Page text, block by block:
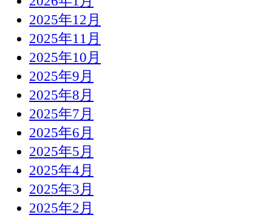
2025年12月
2025年11月
2025年10月
2025年9月
2025年8月
2025年7月
2025年6月
2025年5月
2025年4月
2025年3月
2025年2月